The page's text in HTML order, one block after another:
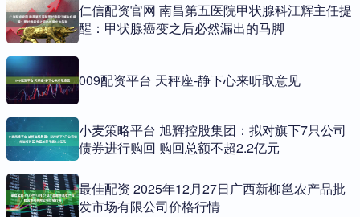
仁信配资官网 南昌第五医院甲状腺科江辉主任提
醒：甲状腺癌变之后必然漏出的马脚
009配资平台 天秤座-静下心来听取意见
小麦策略平台 旭辉控股集团：拟对旗下7只公司
债券进行购回 购回总额不超2.2亿元
最佳配资 2025年12月27日广西新柳邕农产品批
发市场有限公司价格行情